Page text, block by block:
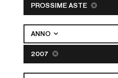
PROSSIME ASTE
ANNO
2007